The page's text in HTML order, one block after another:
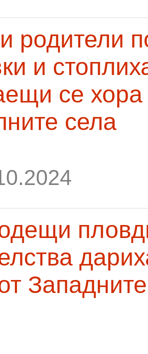
родители
и
се
села